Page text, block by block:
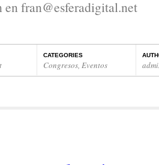
fran@esferadigital.net
CATEGORIES
Congresos, Eventos